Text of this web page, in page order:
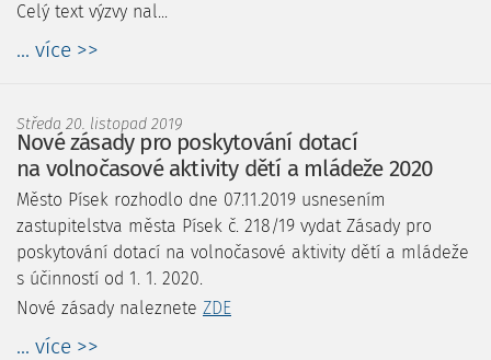
Celý text výzvy nal...
... více >>
Středa 20. listopad 2019
Nové zásady pro poskytování dotací
na volnočasové aktivity dětí a mládeže 2020
Město Písek rozhodlo dne 07.11.2019 usnesením
zastupitelstva města Písek č. 218/19 vydat Zásady pro
poskytování dotací na volnočasové aktivity dětí a mládeže
s účinností od 1. 1. 2020.
Nové zásady naleznete ZDE
... více >>